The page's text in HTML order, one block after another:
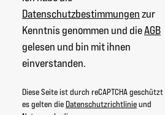
Datenschutzbestimmungenzur
Kenntnis genommen und dieAGB
gelesen und bin mit ihnen
einverstanden.
Diese Seite ist durch reCAPTCHA
es gelten die Datenschutzrichtlinieund